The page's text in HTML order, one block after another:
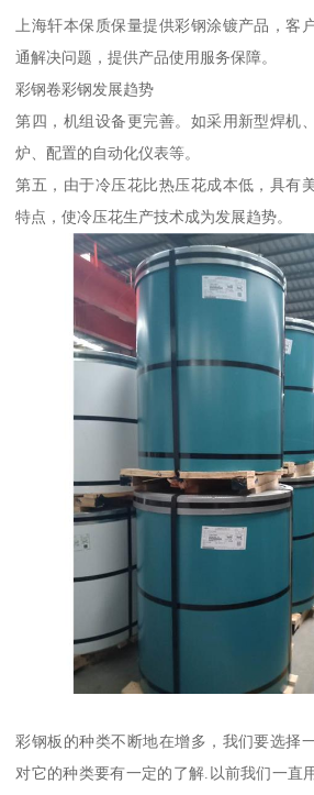
上海轩本保质保量提供彩钢涂镀产品，客
通解决问题，提供产品使用服务保障。
彩钢卷彩钢发展趋势
第四，机组设备更完善。如采用新型焊机
炉、配置的自动化仪表等。
第五，由于冷压花比热压花成本低，具有
特点，使冷压花生产技术成为发展趋势。
彩钢板的种类不断地在增多，我们要选择
对它的种类要有一定的了解.以前我们一直